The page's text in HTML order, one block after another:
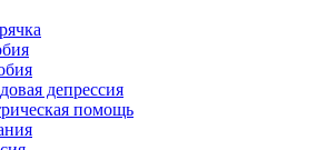
депрессия
помощь